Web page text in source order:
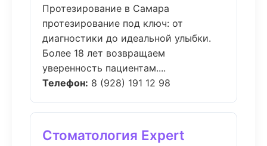
Протезирование в Самара
протезирование под ключ: от
диагностики до идеальной улыбки.
Более 18 лет возвращаем
уверенность пациентам....
Телефон: 8 (928) 191 12 98
Стоматология Expert